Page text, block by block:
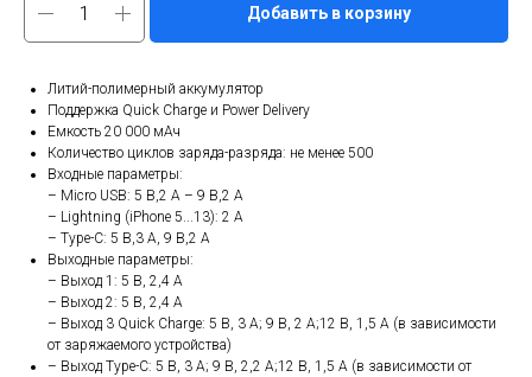
Добавить в корзину
Литий-полимерный аккумулятор
Поддержка Quick Charge и Power Delivery
Емкость 20 000 мАч
Количество циклов заряда-разряда: не менее 500
Входные параметры:
– Micro USB: 5 В,2 A – 9 В,2 А
– Lightning (iPhone 5...13): 2 A
– Type-C: 5 В,3 A, 9 В,2 A
Выходные параметры:
– Выход 1: 5 В, 2,4 A
– Выход 2: 5 B, 2,4 A
– Выход 3 Quick Charge: 5 В, 3 A; 9 В, 2 A;12 В, 1,5 A (в зависимости
от заряжаемого устройства)
– Выход Type-C: 5 В, 3 A; 9 В, 2,2 A;12 В, 1,5 A (в зависимости от